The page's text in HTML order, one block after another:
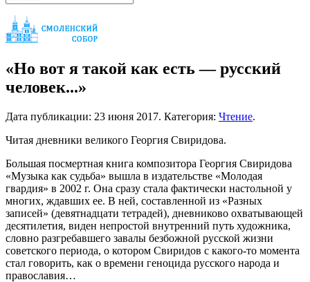
«Hо вот я такой как есть — русский
человек...»
Дата публикации: 23 июня 2017. Категория: Чтение.
Читая дневники великого Георгия Свиридова.
Большая посмертная книга композитора Георгия Свиридова
«Музыка как судьба» вышла в издательстве «Молодая
гвардия» в 2002 г. Она сразу стала фактически настольной у
многих, ждавших ее. В ней, составленной из «Разных
записей» (девятнадцати тетрадей), дневниково охватывающей
десятилетия, виден непростой внутренний путь художника,
словно разгребавшего завалы безбожной русской жизни
советского периода, о котором Свиридов с какого-то момента
стал говорить, как о времени геноцида русского народа и
православия…